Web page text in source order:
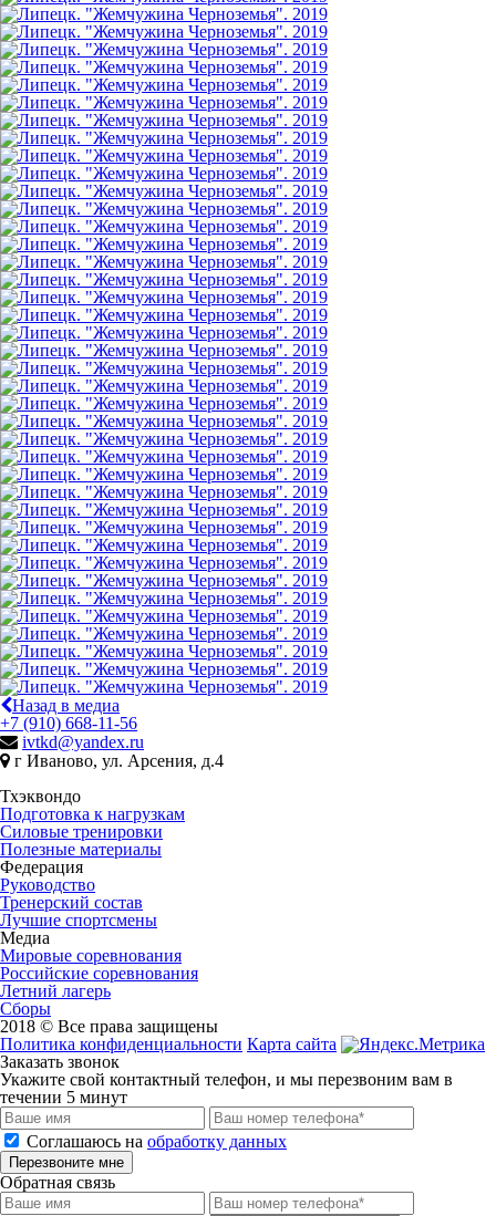
Назад в медиа
+7 (910) 668-11-56
ivtkd@yandex.ru
г Иваново, ул. Арсения, д.4
Тхэквондо
Подготовка к нагрузкам
Силовые тренировки
Полезные материалы
Федерация
Руководство
Тренерский состав
Лучшие спортсмены
Медиа
Мировые соревнования
Российские соревнования
Летний лагерь
Сборы
2018 © Все права защищены
Политика конфиденциальности Карта сайта
Заказать звонок
Укажите свой контактный телефон, и мы перезвоним вам в
течении 5 минут
Соглашаюсь на обработку данных
Перезвоните мне
Обратная связь